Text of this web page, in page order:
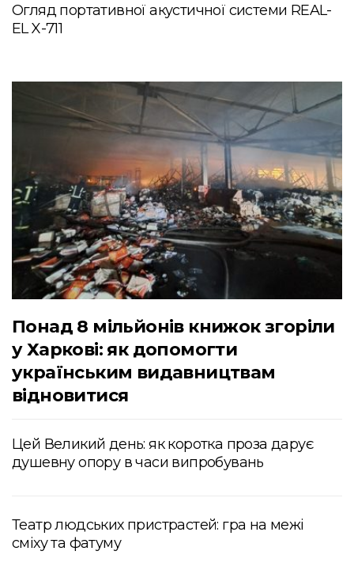
Огляд портативної акустичної системи REAL-
EL X-711
Понад 8 мільйонів книжок згоріли
у Харкові: як допомогти
українським видавництвам
відновитися
Цей Великий день: як коротка проза дарує
душевну опору в часи випробувань
Театр людських пристрастей: гра на межі
сміху та фатуму